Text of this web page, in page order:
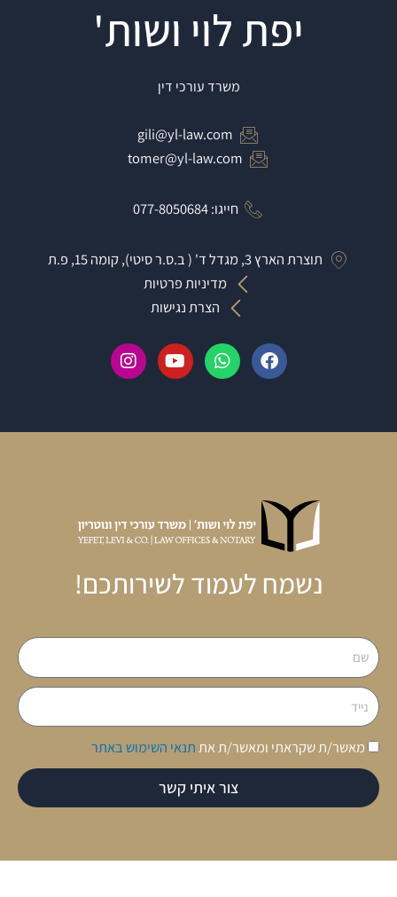
יפת לוי ושות'
משרד עורכי דין
gili@yl-law.com
tomer@yl-law.com
חייגו: 077-8050684
תוצרת הארץ 3, מגדל ד' ( ב.ס.ר סיטי), קומה 15, פ.ת
מדיניות פרטיות
הצרת נגישות
F
a
c
o
W
h
a
a
Y
o
u
b
I
n
s
g
נשמח לעמוד לשירותכם!
שם
נייד
מאשר/ת שקראתי ומאשר/ת אתתנאי השימוש באתר
צור איתי קשר